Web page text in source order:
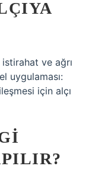
ve ağrı
uygulaması:
için alçı